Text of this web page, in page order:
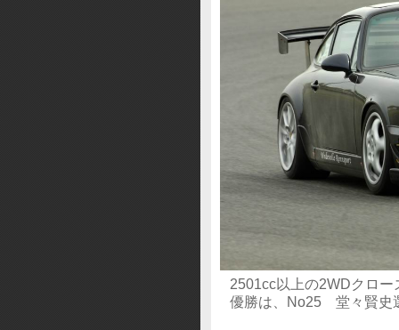
2501cc以上の2WDクロー
優勝は、No25 堂々賢史